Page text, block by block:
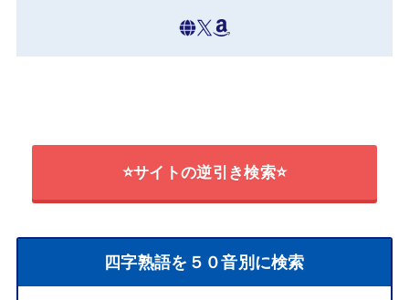
⭐サイトの逆引き検索⭐
四字熟語を５０音別に検索